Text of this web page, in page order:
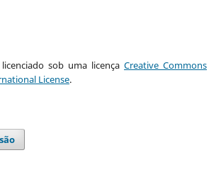
sob uma licençaCreative Commons
License.